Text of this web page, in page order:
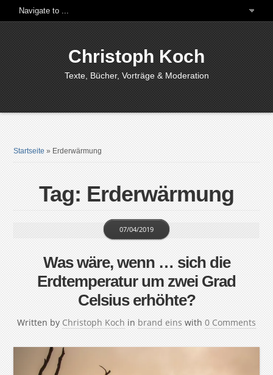
Christoph Koch
Texte, Bücher, Vorträge & Moderation
Startseite » Erderwärmung
Tag: Erderwärmung
Was wäre, wenn … sich die
Erdtemperatur um zwei Grad
Celsius erhöhte?
Written by Christoph Koch
07/04/2019
in brand eins with 0 Comments